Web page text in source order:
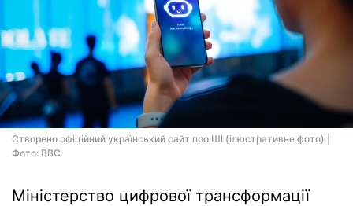
Створено офіційний український сайт про ШІ (ілюстративне фото) |
Фото: BBC
Міністерство цифрової трансформації